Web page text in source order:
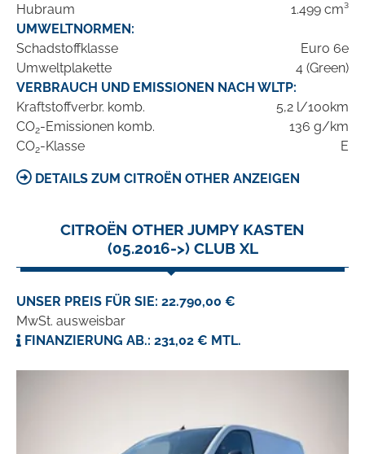
Hubraum
1.499 cm³
UMWELTNORMEN:
Schadstoffklasse
Euro 6e
Umweltplakette
4 (Green)
VERBRAUCH UND EMISSIONEN NACH WLTP:
Kraftstoffverbr. komb.
5,2 l/100km
CO2-Emissionen komb.
136 g/km
CO2-Klasse E
DETAILS ZUM CITROËN OTHER ANZEIGEN
CITROËN OTHER JUMPY KASTEN
(05.2016->) CLUB XL
UNSER PREIS FÜR SIE: 22.790,00 €
MwSt. ausweisbar
FINANZIERUNG AB.: 231,02 € MTL.